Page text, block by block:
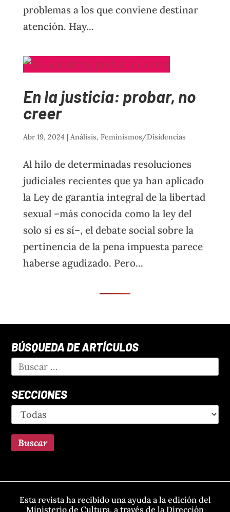
problemas a los que conviene destinar
atención. Hay...
En la justicia: probar, no
creer
Abr 19, 2024 | Análisis, Feminismos/Disidencias
Al hilo de determinadas resoluciones
judiciales recientes que ya han aplicado
la Ley de garantía integral de la libertad
sexual –más conocida como la ley del
solo sí es sí–, el debate social sobre la
pertinencia de la pena impuesta parece
haberse agudizado. Pero...
BÚSQUEDA DE ARTÍCULOS
SECCIONES
Esta revista ha recibido una ayuda a la edición del
Ministerio de Cultura, a través de la Dirección